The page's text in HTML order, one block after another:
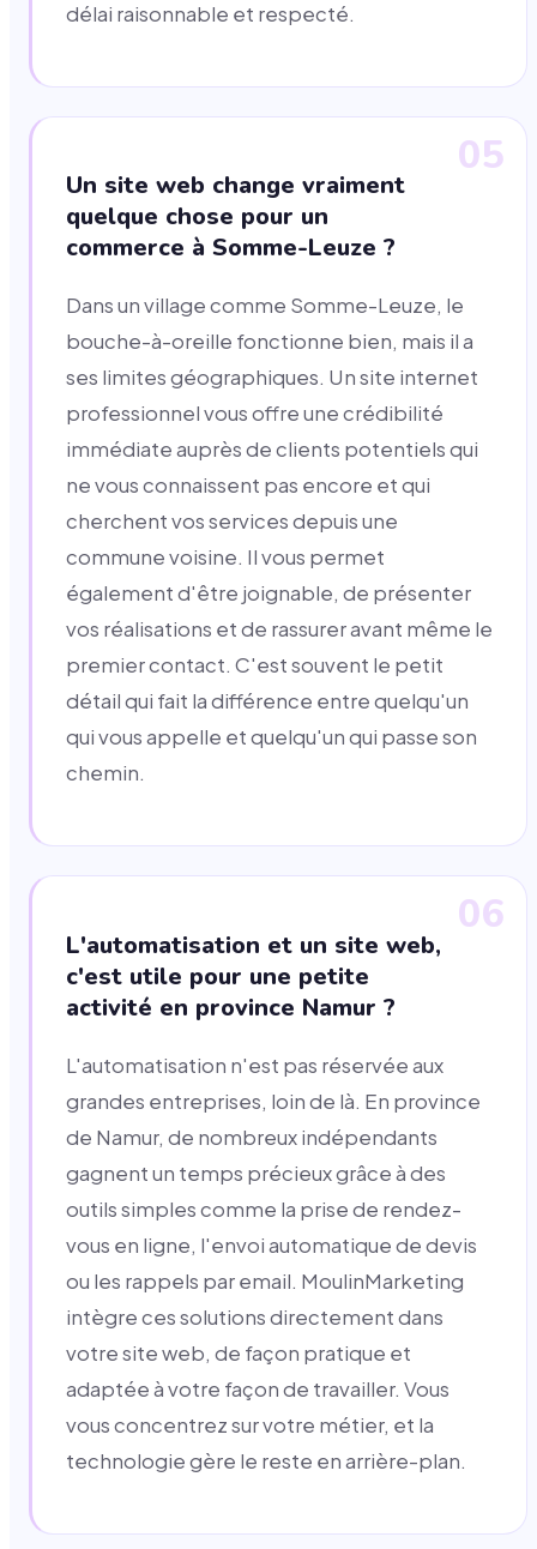
délai raisonnable et respecté.
05
Un site web change vraiment
quelque chose pour un
commerce à Somme-Leuze ?
Dans un village comme Somme-Leuze, le
bouche-à-oreille fonctionne bien, mais il a
ses limites géographiques. Un site internet
professionnel vous offre une crédibilité
immédiate auprès de clients potentiels qui
ne vous connaissent pas encore et qui
cherchent vos services depuis une
commune voisine. Il vous permet
également d'être joignable, de présenter
vos réalisations et de rassurer avant même le
premier contact. C'est souvent le petit
détail qui fait la différence entre quelqu'un
qui vous appelle et quelqu'un qui passe son
chemin.
06
L'automatisation et un site web,
c'est utile pour une petite
activité en province Namur ?
L'automatisation n'est pas réservée aux
grandes entreprises, loin de là. En province
de Namur, de nombreux indépendants
gagnent un temps précieux grâce à des
outils simples comme la prise de rendez-
vous en ligne, l'envoi automatique de devis
ou les rappels par email. MoulinMarketing
intègre ces solutions directement dans
votre site web, de façon pratique et
adaptée à votre façon de travailler. Vous
vous concentrez sur votre métier, et la
technologie gère le reste en arrière-plan.